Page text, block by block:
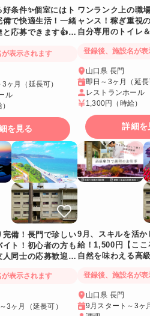
条件✨個室にはト
備で快適生活！一緒
と応募できます👍お
！表示されます
ヶ月（延長可）
ル
を見る
ワンランク上の職
ャンス！稼ぎ重視
自分専用のトイレ
できます
登録後、施設名が
山口県 長門
即日～3ヶ月（延長
レストランホール
1,300円 （時給）
詳細を
備！長門で珍しい
ト！初心者の方も
同士の応募歓迎！
表示されます
3ヶ月（延長可）
9月、スキルを活か
給！1,500円【ここ
自然を味わえる高
使えます。
登録後、施設名が
山口県 長門
9月スタート～3ヶ